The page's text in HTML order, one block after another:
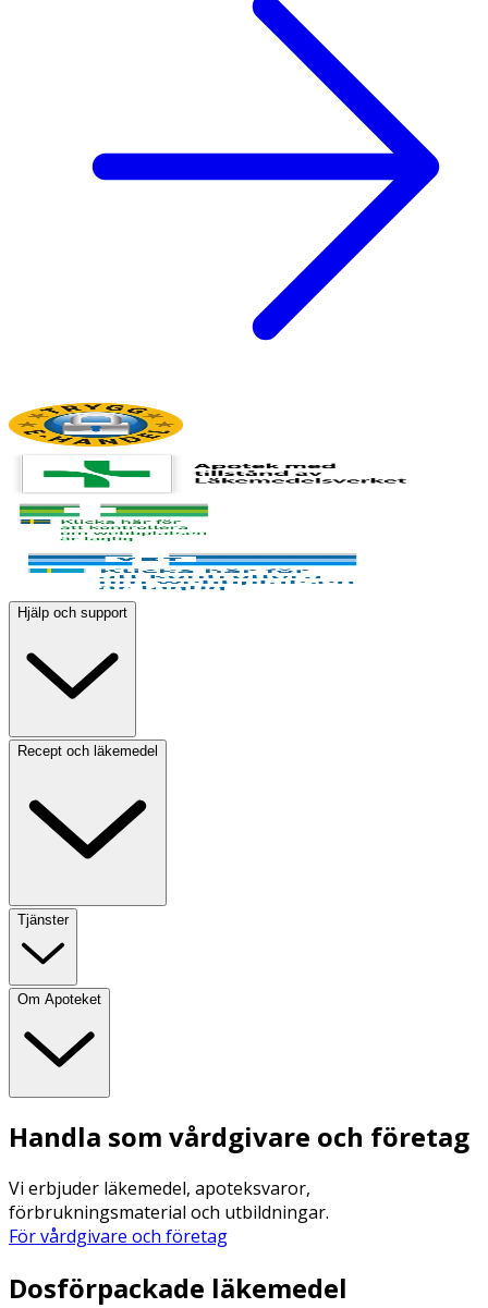
Hjälp och support
Recept och läkemedel
Tjänster
Om Apoteket
Handla som vårdgivare och företag
Vi erbjuder läkemedel, apoteksvaror,
förbrukningsmaterial och utbildningar.
För vårdgivare och företag
Dosförpackade läkemedel